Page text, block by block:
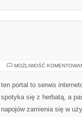
MOŻLIWOŚĆ
ten portal to serwis
spotyka się z herbatą, a
napojów zamienia się w